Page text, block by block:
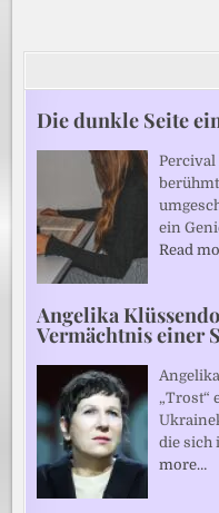
Die dunkle Seite
Percival
ein
Read
Angelika
Vermächtnis einer
„Trost“
die sich
more…